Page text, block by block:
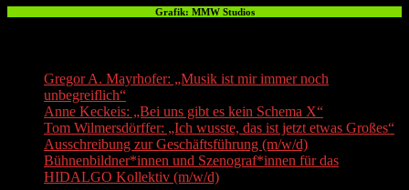
Grafik: MMW Studios
Gregor A. Mayrhofer: „Musik ist mir immer noch
unbegreiflich“
Anne Keckeis: „Bei uns gibt es kein Schema X“
Tom Wilmersdörffer: „Ich wusste, das ist jetzt etwas Großes“
Ausschreibung zur Geschäftsführung (m/w/d)
Bühnenbildner*innen und Szenograf*innen für das
HIDALGO Kollektiv (m/w/d)